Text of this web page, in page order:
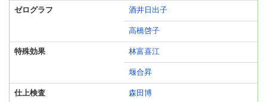
ゼログラフ 酒井日出子
高橋啓子
特殊効果 林富喜江
堰合昇
仕上検査 森田博